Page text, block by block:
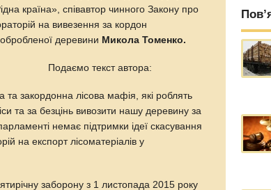
країна», співавтор чинного Закону про
на вивезення за кордон
деревини Микола Томенко.
Подаємо текст автора:
та закордонна лісова мафія, які роблять
та за безцінь вивозити нашу деревину за
немає підтримки ідеї скасування
на експорт лісоматеріалів у
заборону з 1 листопада 2015 року